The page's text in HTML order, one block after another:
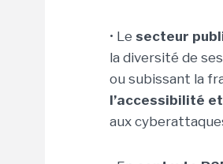
• Le secteur
la diversité de
ou subissant la
l’accessibilité
aux